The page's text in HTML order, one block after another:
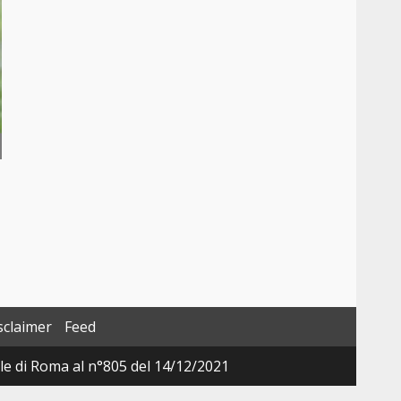
Feed
Roma al n°805 del 14/12/2021